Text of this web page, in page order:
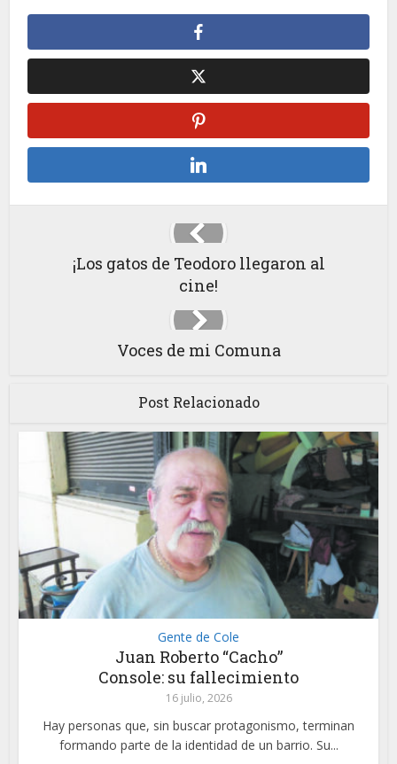
¡Los gatos de Teodoro llegaron al
cine!
Voces de mi Comuna
Post Relacionado
Gente de Cole
Juan Roberto “Cacho”
Console: su fallecimiento
16 julio, 2026
Hay personas que, sin buscar protagonismo, terminan
formando parte de la identidad de un barrio. Su...